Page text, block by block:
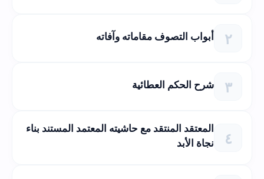
أبواب التصوف مقاماته وآفاته
شرح الحكم العطائية
المعتقد المنتقد مع حاشيته المعتمد المستند بناء
نجاة الأبد